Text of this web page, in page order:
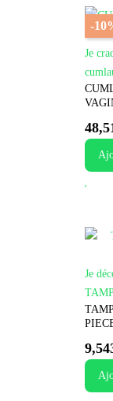
Je
-
Je